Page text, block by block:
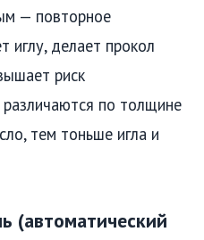
— повторное
иглу, делает прокол
риск
по толщине
тем тоньше игла и
(автоматический